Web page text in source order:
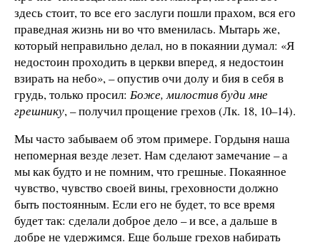
здесь стоит, то все его заслуги пошли прахом, вся его
праведная жизнь ни во что вменилась. Мытарь же,
который неправильно делал, но в покаянии думал: «Я
недостоин проходить в церкви вперед, я недостоин
взирать на небо», – опустив очи долу и бия в себя в
грудь, только просил: Боже, милостив буди мне
грешнику, – получил прощение грехов (Лк. 18, 10–14).
Мы часто забываем об этом примере. Гордыня наша
непомерная везде лезет. Нам сделают замечание – а
мы как будто и не помним, что грешные. Покаянное
чувство, чувство своей вины, греховности должно
быть постоянным. Если его не будет, то все время
будет так: сделали доброе дело – и все, а дальше в
добре не удержимся. Еще больше грехов набирать